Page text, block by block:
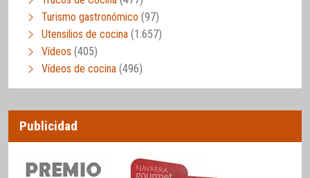
Turismo gastronómico (97)
Utensilios de cocina (1.657)
Vídeos (405)
Vídeos de cocina (496)
Publicidad